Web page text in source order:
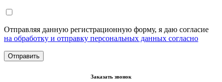
Отправляя данную регистрационную форму, я даю согласие
на обработку и отправку персональных данных согласно
Заказать звонок